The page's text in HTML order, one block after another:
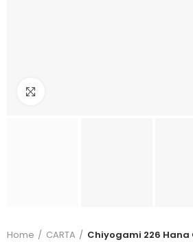
Home CARTA Chiyogami 226 Hana